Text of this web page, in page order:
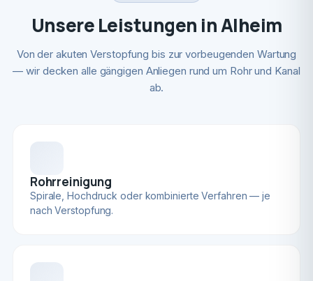
Unsere Leistungen in Alheim
Von der akuten Verstopfung bis zur vorbeugenden Wartung
— wir decken alle gängigen Anliegen rund um Rohr und Kanal
ab.
Rohrreinigung
Spirale, Hochdruck oder kombinierte Verfahren — je
nach Verstopfung.